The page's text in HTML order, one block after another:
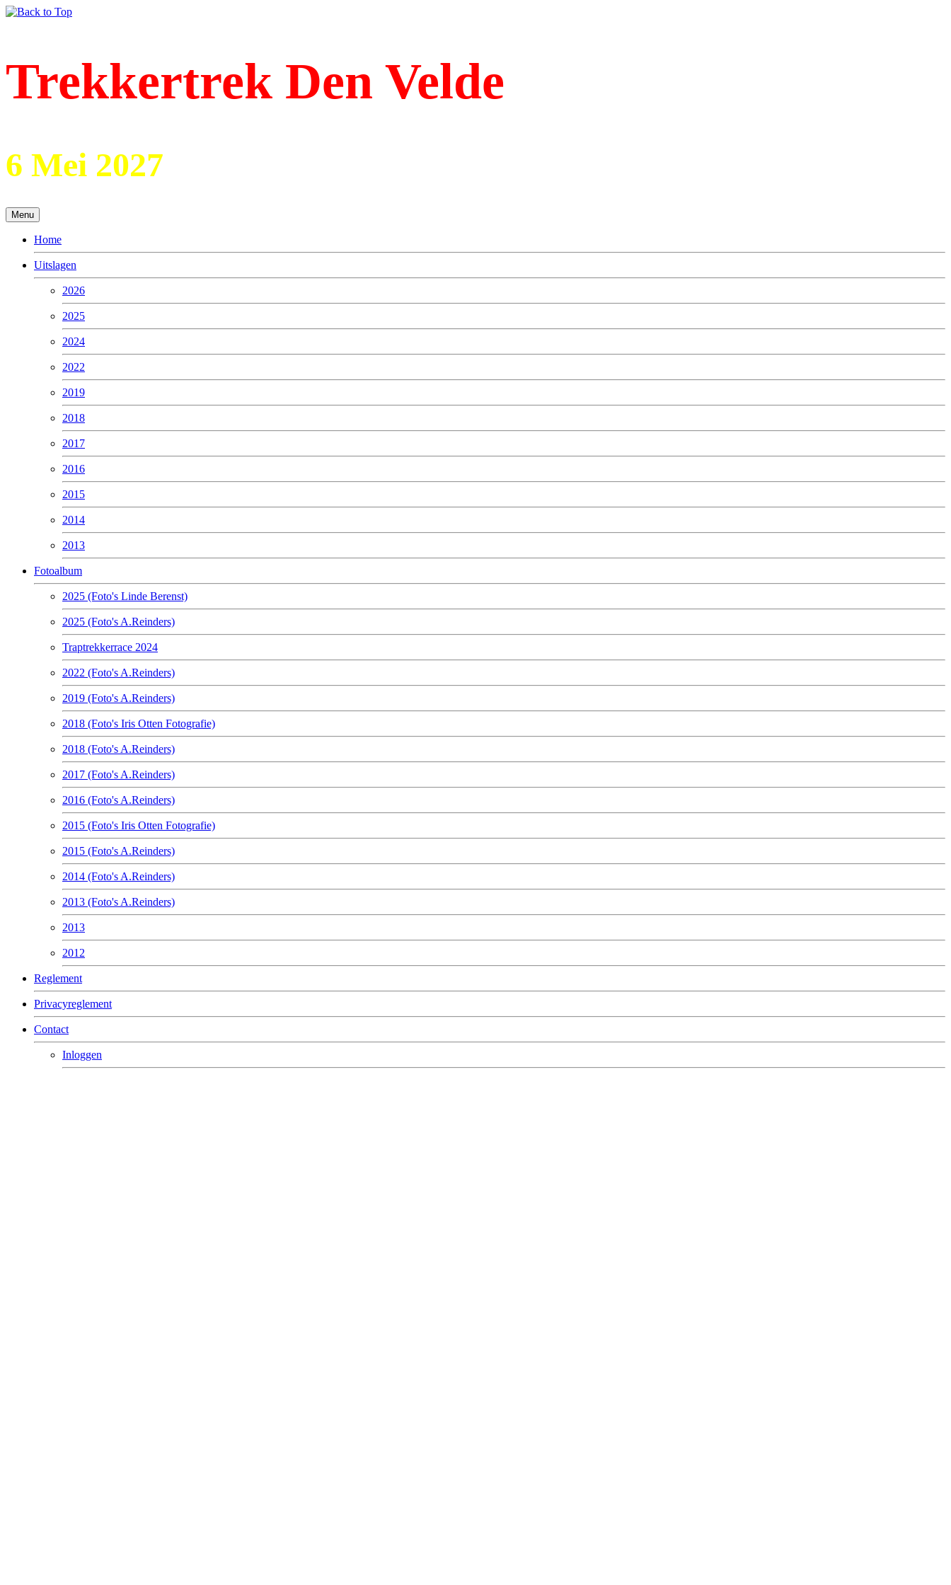
Trekkertrek Den Velde
6 Mei 2027
Menu
Home
Uitslagen
2026
2025
2024
2022
2019
2018
2017
2016
2015
2014
2013
Fotoalbum
2025 (Foto's Linde Berenst)
2025 (Foto's A.Reinders)
Traptrekkerrace 2024
2022 (Foto's A.Reinders)
2019 (Foto's A.Reinders)
2018 (Foto's Iris Otten Fotografie)
2018 (Foto's A.Reinders)
2017 (Foto's A.Reinders)
2016 (Foto's A.Reinders)
2015 (Foto's Iris Otten Fotografie)
2015 (Foto's A.Reinders)
2014 (Foto's A.Reinders)
2013 (Foto's A.Reinders)
2013
2012
Reglement
Privacyreglement
Contact
Inloggen